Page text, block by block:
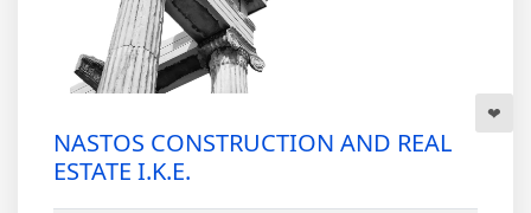
NASTOS CONSTRUCTION AND REAL
ESTATE Ι.Κ.Ε.